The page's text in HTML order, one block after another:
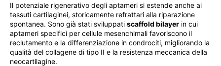
Il potenziale rigenerativo degli aptameri si estende anche ai
tessuti cartilaginei, storicamente refrattari alla riparazione
spontanea. Sono già stati sviluppati scaffold bilayer in cui
aptameri specifici per cellule mesenchimali favoriscono il
reclutamento e la differenziazione in condrociti, migliorando la
qualità del collagene di tipo II e la resistenza meccanica della
neocartilagine.